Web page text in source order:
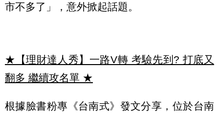
市不多了」，意外掀起話題。
★【理財達人秀】一路V轉 考驗先到? 打底又
翻多 繼續攻名單 ★
根據臉書粉專《台南式》發文分享，位於台南